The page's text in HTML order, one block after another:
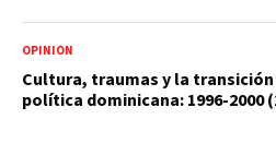
OPINIÓN
Cultura, traumas y la transición
política dominicana: 1996-2000